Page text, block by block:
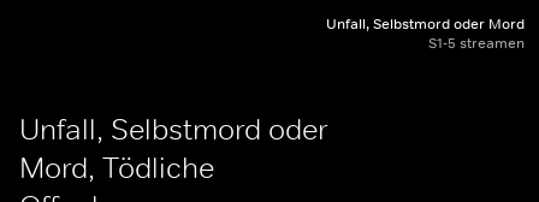
Unfall, Selbstmord oder Mord
S1-5 streamen
Unfall, Selbstmord oder
Mord, Tödliche